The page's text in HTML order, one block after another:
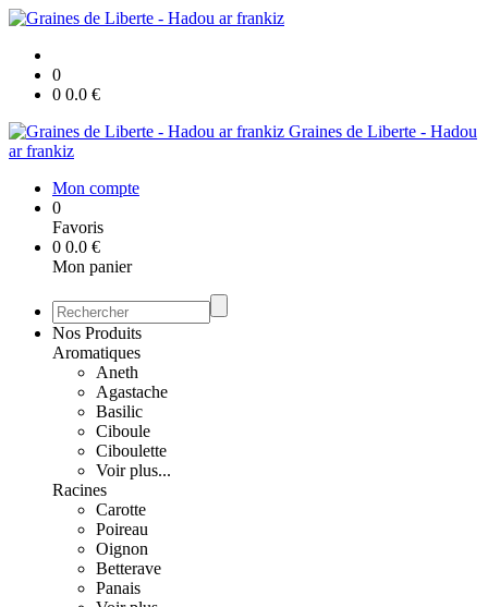
0
0 0.0 €
Graines de Liberte - Hadou
ar frankiz
Mon compte
0
Favoris
0 0.0 €
Mon panier
Nos Produits
Aromatiques
Aneth
Agastache
Basilic
Ciboule
Ciboulette
Voir plus...
Racines
Carotte
Poireau
Oignon
Betterave
Panais